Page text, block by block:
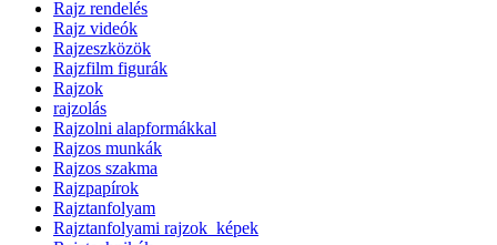
Rajz rendelés
Rajz videók
Rajzeszközök
Rajzfilm figurák
Rajzok
rajzolás
Rajzolni alapformákkal
Rajzos munkák
Rajzos szakma
Rajzpapírok
Rajztanfolyam
Rajztanfolyami rajzok_képek